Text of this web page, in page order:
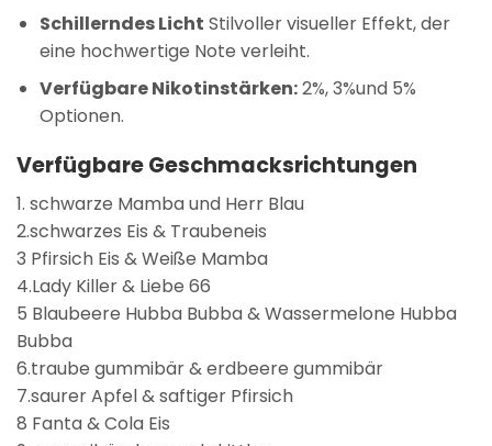
Schillerndes Licht Stilvoller visueller Effekt, der
eine hochwertige Note verleiht.
Verfügbare Nikotinstärken:2%, 3%und 5%
Optionen.
Verfügbare Geschmacksrichtungen
1. schwarze Mamba und Herr Blau
2.schwarzes Eis & Traubeneis
3 Pfirsich Eis & Weiße Mamba
4.Lady Killer & Liebe 66
5 Blaubeere Hubba Bubba & Wassermelone Hubba
Bubba
6.traube gummibär & erdbeere gummibär
7.saurer Apfel & saftiger Pfirsich
8 Fanta & Cola Eis